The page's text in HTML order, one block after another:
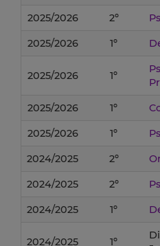
2025/2026 2º
2025/2026 1º
2025/2026 1º
2025/2026 1º
2025/2026 1º
2024/2025 2º
2024/2025 2º
2024/2025 1º
2024/2025 1º